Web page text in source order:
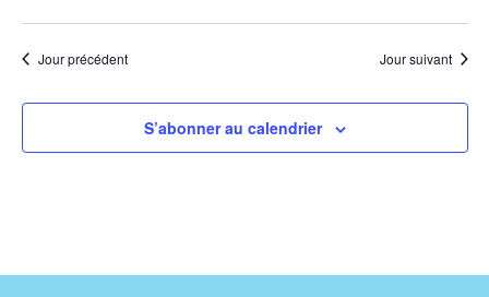
Jour précédent Jour suivant
S’abonner au calendrier